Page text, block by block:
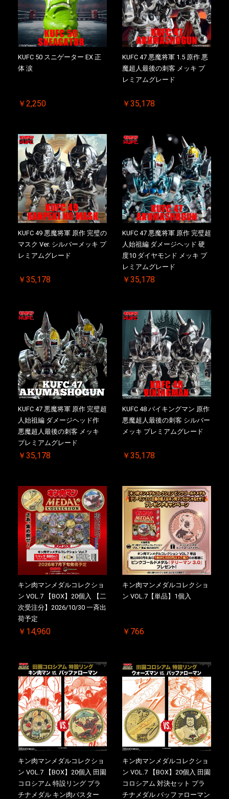
お買い物を続ける カートへ進む
KUFC 50 スニゲーター EX 正
体 涙
￥2,250
KUFC 47 悪魔将軍 1.5 原作 悪
魔超人最後の刺客 メッキ プ
レミアムグレード
￥35,178
KUFC 49 悪魔将軍 原作 完璧の
マスク Ver. シルバーメッキ プ
レミアムグレード
￥35,178
KUFC 47 悪魔将軍 原作 完璧超
人始祖編 ダメージヘッド 硬
度10 ダイヤモンド メッキ プ
レミアムグレード
￥35,178
KUFC 47 悪魔将軍 原作 完璧超
人始祖編 ダメージヘッド作
悪魔超人最後の刺客 メッキ
プレミアムグレード
￥35,178
KUFC 48 バイキングマン 原作
悪魔超人最後の刺客 シルバー
メッキ プレミアムグレード
￥35,178
キン肉マンメダルコレクショ
ン VOL.7 【BOX】20個入 【二
次受注分】2026/10/30 一斉出
荷予定
￥14,960
キン肉マンメダルコレクショ
ン VOL.7【単品】1個入
￥766
キン肉マンメダルコレクショ
ン VOL.7 【BOX】20個入 田園
コロシアム 特設リング プラ
チナメダル キン肉バスター
キン肉マンメダルコレクショ
ン VOL.7 【BOX】20個入 田園
コロシアム 対決セット プラ
チナメダル バッファローマン